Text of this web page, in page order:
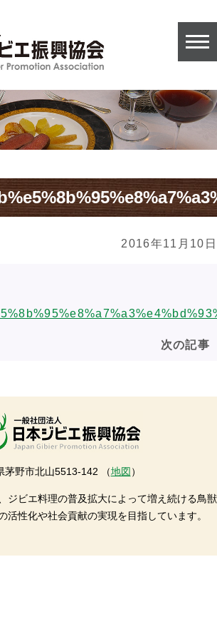
2016年11月10日
次の記事
茅野市北山5513-142 （地図 ）
ジビエ料理の普及拡大によって増え続ける鳥獣
活性化や社会貢献の実現を目指しています。